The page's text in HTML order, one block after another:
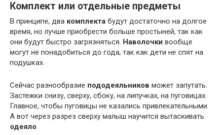
Комплект или отдельные предметы
В принципе, два комплекта будут достаточно на долгое
время, но лучше приобрести больше простыней, так как
они будут быстро загрязняться. Наволочки вообще
могут не понадобиться до года, так как дети не спят на
подушках.
Сейчас разнообразие пододеяльников может запутать.
Застежки снизу, сверху, сбоку, на липучках, на пуговицах.
Главное, чтобы пуговицы не казались привлекательными.
А вот через разрез сверху малыш научится вытаскивать
одеяло.